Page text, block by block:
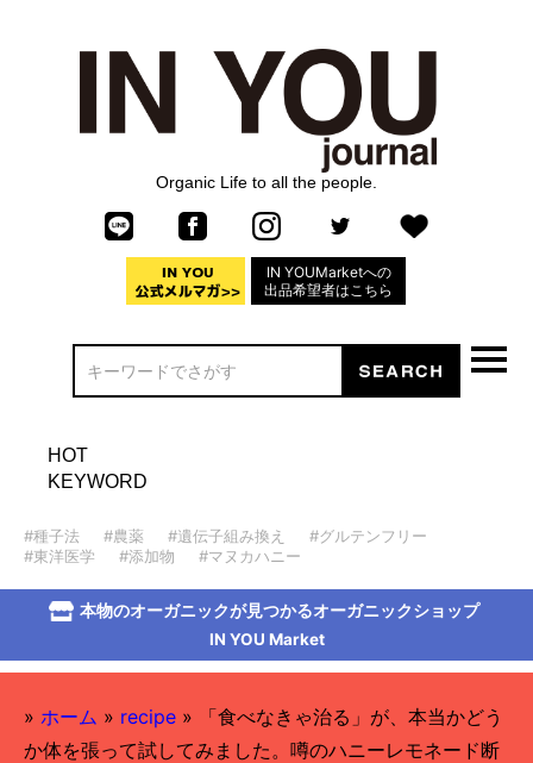
Organic Life to all the people.
IN YOUMarketへの
出品希望者はこちら
HOT
KEYWORD
#種子法 #農薬 #遺伝子組み換え
#グルテンフリー
#東洋医学
#添加物 #マヌカハニー
本物のオーガニックが見つかるオーガニックショップ
IN YOU Market
» ホーム » recipe »
「食べなきゃ治る」が、本当かどう
か体を張って試してみました。噂のハニーレモネード断